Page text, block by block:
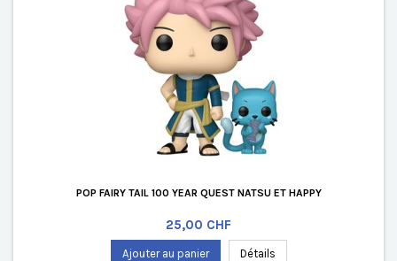
POP FAIRY TAIL 100 YEAR QUEST NATSU ET HAPPY
Prix
25,00 CHF
Ajouter au panier Détails